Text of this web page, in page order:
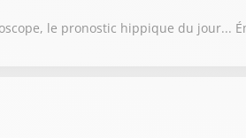
le pronostic hippique du jour...